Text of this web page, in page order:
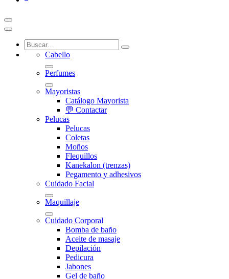
Cabello
Perfumes
Mayoristas
Catálogo Mayorista
💬 Contactar
Pelucas
Pelucas
Coletas
Moños
Flequillos
Kanekalon (trenzas)
Pegamento y adhesivos
Cuidado Facial
Maquillaje
Cuidado Corporal
Bomba de baño
Aceite de masaje
Depilación
Pedicura
Jabones
Gel de baño